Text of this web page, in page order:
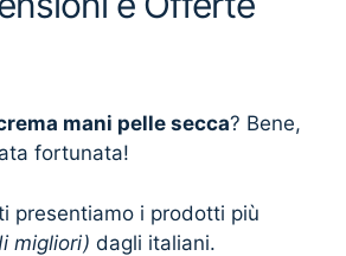
mani pelle secca? Bene,
fortunata!
presentiamo i prodotti più
migliori) dagli italiani.